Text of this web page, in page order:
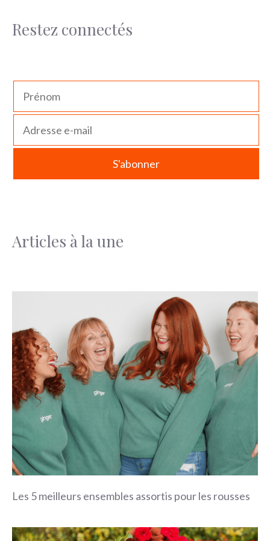
Restez connectés
Articles à la une
Les 5 meilleurs ensembles assortis pour les rousses